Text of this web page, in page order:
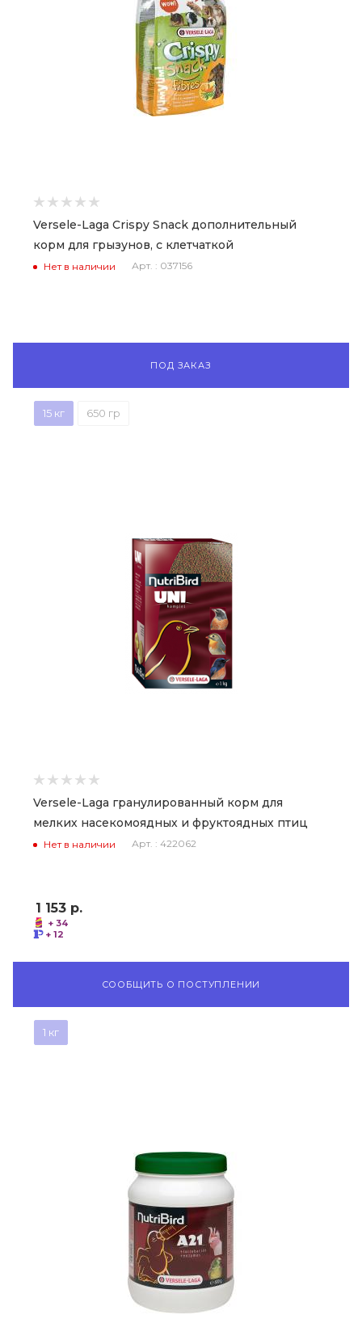
Versele-Laga Crispy Snack дополнительный
корм для грызунов, с клетчаткой
Нет в наличии Арт. : 037156
ПОД ЗАКАЗ
15 кг 650 гр
Versele-Laga гранулированный корм для
мелких насекомоядных и фруктоядных птиц
Нет в наличии Арт. : 422062
1 153 р.
+ 34
+ 12
СООБЩИТЬ О ПОСТУПЛЕНИИ
1 кг